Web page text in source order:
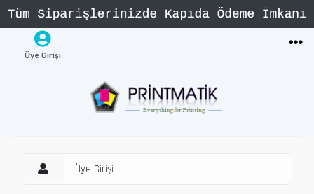
Üye Girişi
Üye Girişi